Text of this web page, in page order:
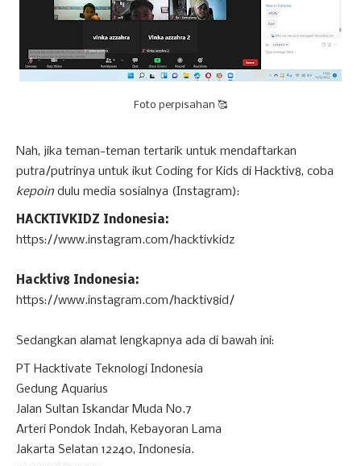
Foto perpisahan 🥰
Nah, jika teman-teman tertarik untuk mendaftarkan
putra/putrinya untuk ikut Coding for Kids di Hacktiv8, coba
kepoin dulu media sosialnya (Instagram):
HACKTIVKIDZ Indonesia:
https://www.instagram.com/hacktivkidz
Hacktiv8 Indonesia:
https://www.instagram.com/hacktiv8id/
Sedangkan alamat lengkapnya ada di bawah ini:
PT Hacktivate Teknologi Indonesia
Gedung Aquarius
Jalan Sultan Iskandar Muda No.7
Arteri Pondok Indah, Kebayoran Lama
Jakarta Selatan 12240, Indonesia.